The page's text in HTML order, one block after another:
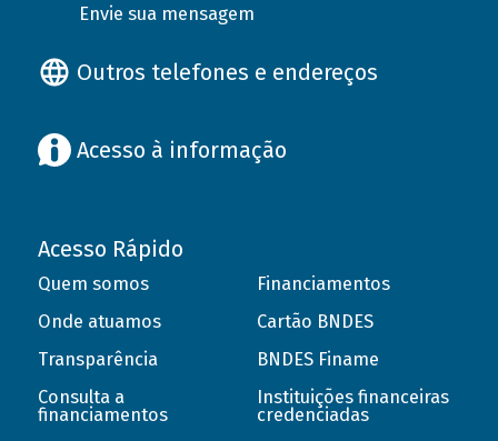
Envie sua mensagem
Outros telefones e endereços
Acesso à informação
Acesso Rápido
Quem somos
Onde atuamos
Transparência
Consulta a
financiamentos
Financiamentos
Cartão BNDES
BNDES Finame
Instituições financeiras
credenciadas